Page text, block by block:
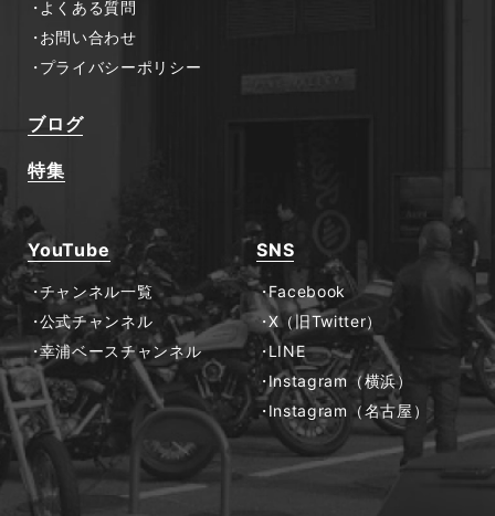
よくある質問
お問い合わせ
プライバシーポリシー
ブログ
特集
YouTube
チャンネル一覧
公式チャンネル
幸浦ベースチャンネル
SNS
Facebook
X（旧Twitter）
LINE
Instagram（横浜）
Instagram（名古屋）